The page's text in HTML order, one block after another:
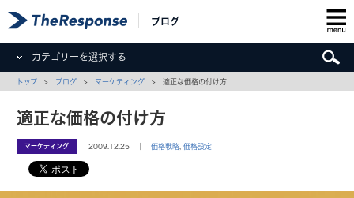
ブログ
カテゴリーを選択する
トップ > ブログ > マーケティング > 適正な価格の付け方
適正な価格の付け方
マーケティング 2009.12.25 ｜価格戦略 ,価格設定